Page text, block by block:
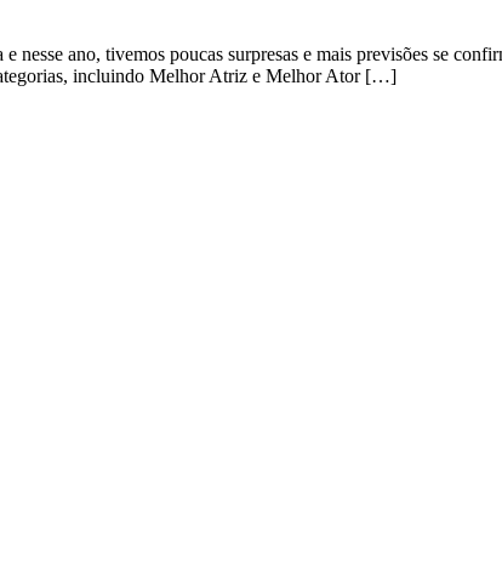
nesse ano, tivemos poucas surpresas e mais previsões se
incluindo Melhor Atriz e Melhor Ator […]